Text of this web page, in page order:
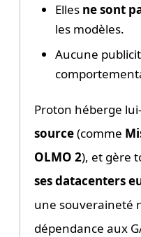
Elles ne sont
les modèles.
Aucune
Proton héberge
source(comme
OLMO 2), et gère
ses datacenters
une souveraineté
dépendance aux